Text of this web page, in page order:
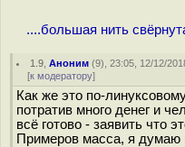
....большая нить
1.9 ,Аноним (9), 23:05, 12/12/
[к модератору]
Как же это по-
потратив много денег и
всё готово - заявить что
Примеров масса, я думаю